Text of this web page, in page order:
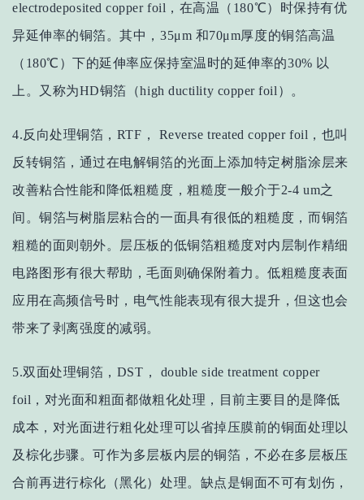
electrodepositedcopper foil，在高温（180℃）时保持有优
异延伸率的铜箔。其中，35μm 和70μm厚度的铜箔高温
（180℃）下的延伸率应保持室温时的延伸率的30% 以
上。又称为HD铜箔（high ductility copper foil）。
4.反向处理铜箔，RTF， Reverse treated copper foil，也叫
反转铜箔，通过在电解铜箔的光面上添加特定树脂涂层来
改善粘合性能和降低粗糙度，粗糙度一般介于2-4 um之
间。铜箔与树脂层粘合的一面具有很低的粗糙度，而铜箔
粗糙的面则朝外。层压板的低铜箔粗糙度对内层制作精细
电路图形有很大帮助，毛面则确保附着力。低粗糙度表面
应用在高频信号时，电气性能表现有很大提升，但这也会
带来了剥离强度的减弱。
5.双面处理铜箔，DST， double side treatment copper
foil，对光面和粗面都做粗化处理，目前主要目的是降低
成本，对光面进行粗化处理可以省掉压膜前的铜面处理以
及棕化步骤。可作为多层板内层的铜箔，不必在多层板压
合前再进行棕化（黑化）处理。缺点是铜面不可有划伤，